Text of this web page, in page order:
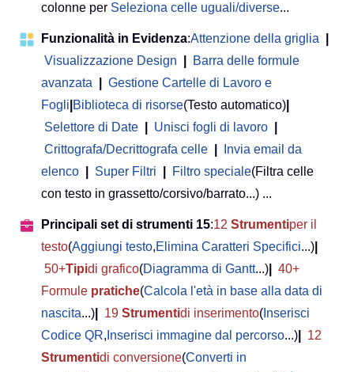
colonne per Seleziona celle uguali/diverse...
Funzionalità in Evidenza:Attenzione della griglia
Visualizzazione Design
Barra delle formule
avanzata
Gestione Cartelle di Lavoro e
Fogli Biblioteca di risorse(Testo automatico)
Selettore di Date
Unisci fogli di lavoro
Crittografa/Decrittografa celle
Invia email da
elenco
Super Filtri Filtro speciale(Filtra celle
con testo in grassetto/corsivo/barrato...) ...
Principali set di strumenti 15:12 Strumentiper il
testo(Aggiungi testo,Elimina Caratteri Specifici...)
50+Tipidi grafico(Diagramma di Gantt...)
40+
Formule pratiche(Calcola l'età in base alla data di
nascita...) 19 Strumentidi inserimento( Inserisci
Codice QR, Inserisci immagine dal percorso...)
12
Strumentidi conversione(Converti in